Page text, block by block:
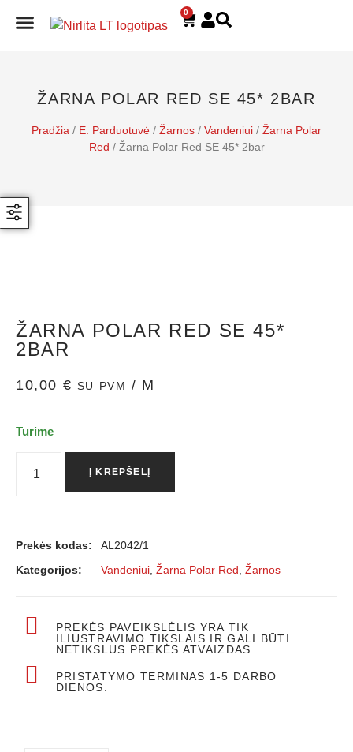
0
ŽARNA POLAR RED SE 45* 2BAR
Pradžia / E. Parduotuvė / Žarnos / Vandeniui / Žarna Polar
Red / Žarna Polar Red SE 45* 2bar
ŽARNA POLAR RED SE 45*
2BAR
10,00 € SU PVM / M
Turime
Į KREPŠELĮ
Prekės kodas:
AL2042/1
Kategorijos:
Vandeniui Žarna Polar Red Žarnos
PREKĖS PAVEIKSLĖLIS YRA TIK
ILIUSTRAVIMO TIKSLAIS IR GALI BŪTI
NETIKSLUS PREKĖS ATVAIZDAS.
PRISTATYMO TERMINAS 1-5 DARBO
DIENOS.